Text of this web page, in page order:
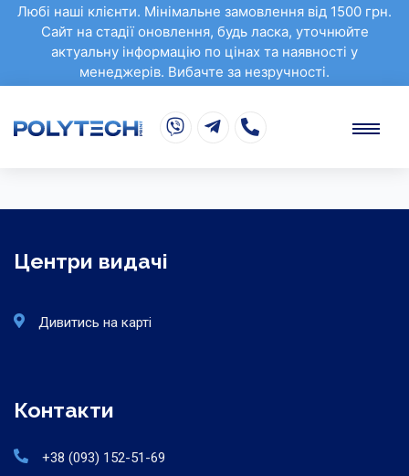
Любі наші клієнти. Мінімальне замовлення від 1500 грн.
Сайт на стадії оновлення, будь ласка, уточнюйте
актуальну інформацію по цінах та наявності у
менеджерів. Вибачте за незручності.
Центри видачі
Дивитись на карті
Контакти
+38 (093) 152-51-69